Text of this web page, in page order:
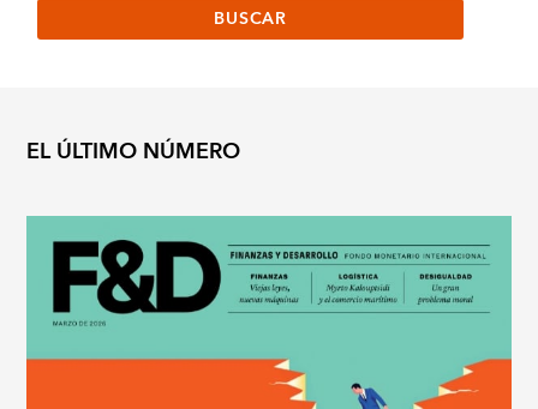
EL ÚLTIMO NÚMERO